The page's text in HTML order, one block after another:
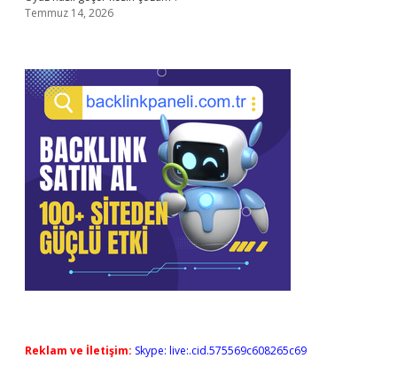
Temmuz 14, 2026
Reklam ve İletişim: Skype: live:.cid.575569c608265c69